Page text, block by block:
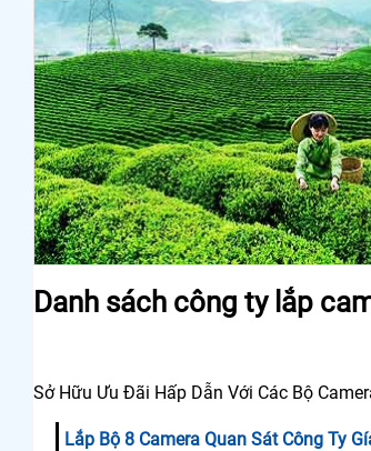
Danh sách công ty lắp
Sở Hữu Ưu Đãi Hấp Dẫn Với Các Bộ
Lắp Bộ 8 Camera Quan Sát Công Ty